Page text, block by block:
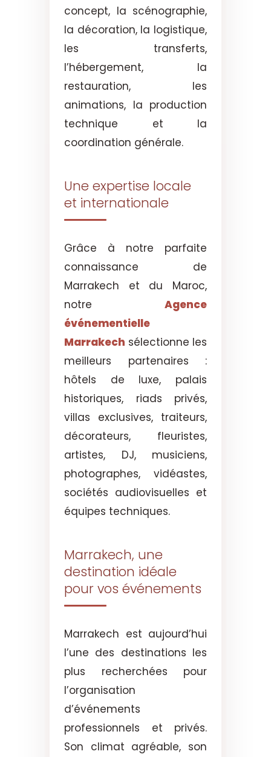
concept, la scénographie,
la décoration, la logistique,
les transferts,
l’hébergement, la
restauration, les
animations, la production
technique et la
coordination générale.
Une expertise locale
et internationale
Grâce à notre parfaite
connaissance de
Marrakech et du Maroc,
notre Agence
événementielle
Marrakech sélectionne les
meilleurs partenaires :
hôtels de luxe, palais
historiques, riads privés,
villas exclusives, traiteurs,
décorateurs, fleuristes,
artistes, DJ, musiciens,
photographes, vidéastes,
sociétés audiovisuelles et
équipes techniques.
Marrakech, une
destination idéale
pour vos événements
Marrakech est aujourd’hui
l’une des destinations les
plus recherchées pour
l’organisation
d’événements
professionnels et privés.
Son climat agréable, son